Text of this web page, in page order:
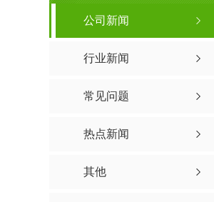
公司新闻
行业新闻
常见问题
热点新闻
其他